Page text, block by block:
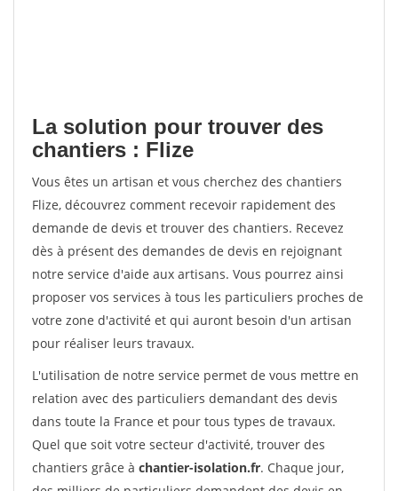
La solution pour trouver des
chantiers : Flize
Vous êtes un artisan et vous cherchez des chantiers
Flize, découvrez comment recevoir rapidement des
demande de devis et trouver des chantiers. Recevez
dès à présent des demandes de devis en rejoignant
notre service d'aide aux artisans. Vous pourrez ainsi
proposer vos services à tous les particuliers proches de
votre zone d'activité et qui auront besoin d'un artisan
pour réaliser leurs travaux.
L'utilisation de notre service permet de vous mettre en
relation avec des particuliers demandant des devis
dans toute la France et pour tous types de travaux.
Quel que soit votre secteur d'activité, trouver des
chantiers grâce à chantier-isolation.fr. Chaque jour,